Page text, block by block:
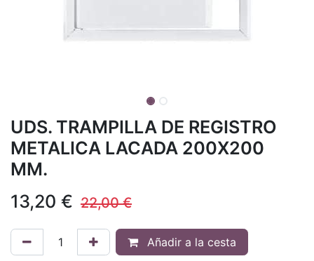
UDS. TRAMPILLA DE REGISTRO
METALICA LACADA 200X200
MM.
13,20 € 22,00€
Añadir a la cesta